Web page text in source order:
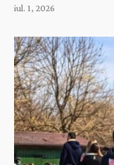
iul. 1, 2026